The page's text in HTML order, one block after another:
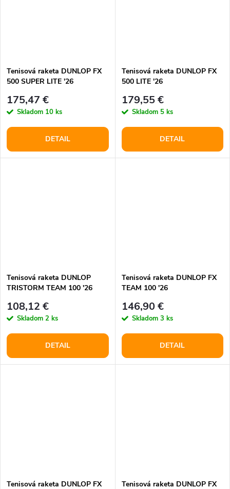
Tenisová raketa DUNLOP FX
500 SUPER LITE '26
175,47 €
Skladom 10 ks
DETAIL
Tenisová raketa DUNLOP FX
500 LITE '26
179,55 €
Skladom 5 ks
DETAIL
Tenisová raketa DUNLOP
TRISTORM TEAM 100 '26
108,12 €
Skladom 2 ks
DETAIL
Tenisová raketa DUNLOP FX
TEAM 100 '26
146,90 €
Skladom 3 ks
DETAIL
Tenisová raketa DUNLOP FX Tenisová raketa DUNLOP FX